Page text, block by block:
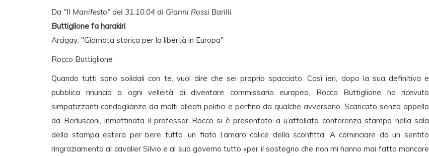
Da "Il Manifesto" del 31.10.04 di Gianni Rossi Barilli
Buttiglione fa harakiri
Arcigay: "Giornata storica per la libertà in Europa"
Rocco Buttiglione
Quando tutti sono solidali con te, vuol dire che sei proprio spacciato. Così ieri, dopo la sua definitiva e
pubblica rinuncia a ogni velleità di diventare commissario europeo, Rocco Buttiglione ha ricevuto
simpatizzanti condoglianze da molti alleati politici e perfino da qualche avversario. Scaricato senza appello
da Berlusconi, inmattinata il professor Rocco si è presentato a u’affollata conferenza stampa nella sala
della stampa estera per bere tutto ‘un fiato l.amaro calice della sconfitta. A cominciare da un sentito
ringraziamento al cavalier Silvio e al suo governo tutto «per il sostegno che non mi hanno mai fatto mancare